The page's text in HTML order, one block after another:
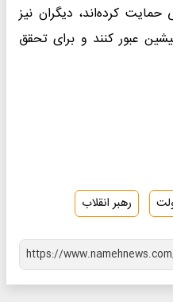
کرده‌اند، دیگران نیز
عبور کنند و برای تحقق
رهبر انقلاب